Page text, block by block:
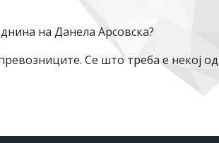
на Данела Арсовска?
Се што треба е некој